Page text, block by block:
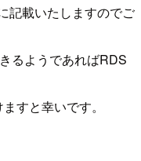
記載いたしますのでご
るようであればRDS
すと幸いです。